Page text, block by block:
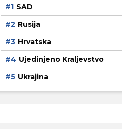
SAD
Rusija
Hrvatska
Ujedinjeno Kraljevstvo
Ukrajina